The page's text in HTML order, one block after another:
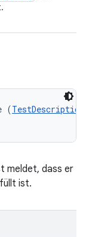
(TestDescription
meldet, dass er
ist.